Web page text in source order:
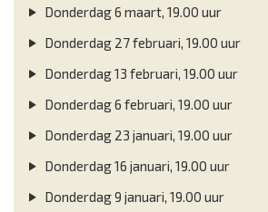
Donderdag 6 maart, 19.00 uur
Donderdag 27 februari, 19.00 uur
Donderdag 13 februari, 19.00 uur
Donderdag 6 februari, 19.00 uur
Donderdag 23 januari, 19.00 uur
Donderdag 16 januari, 19.00 uur
Donderdag 9 januari, 19.00 uur